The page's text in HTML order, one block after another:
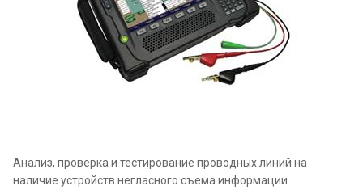
Анализ, проверка и тестирование проводных линий на
наличие устройств негласного съема информации.